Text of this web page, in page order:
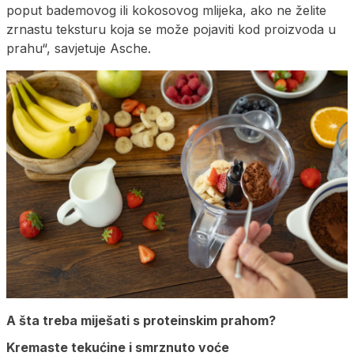
poput bademovog ili kokosovog mlijeka, ako ne želite
zrnastu teksturu koja se može pojaviti kod proizvoda u
prahu“, savjetuje Asche.
A šta treba miješati s proteinskim prahom?
Kremaste tekućine i smrznuto voće